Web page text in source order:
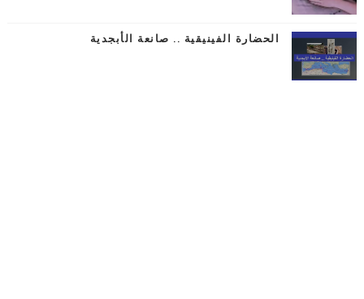
الحضارة الفينيقية .. صانعة الأبجدية